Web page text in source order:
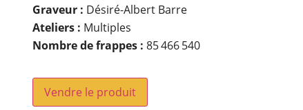
Graveur : Désiré-Albert Barre
Ateliers : Multiples
Nombre de frappes : 85 466 540
Vendre le produit